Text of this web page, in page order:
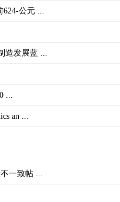
公元 ...
造发展蓝 ...
...
an ...
一致帖 ...